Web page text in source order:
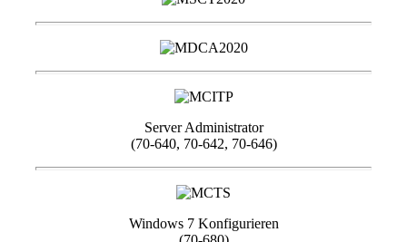
Server Administrator
(70-640, 70-642, 70-646)
Windows 7 Konfigurieren